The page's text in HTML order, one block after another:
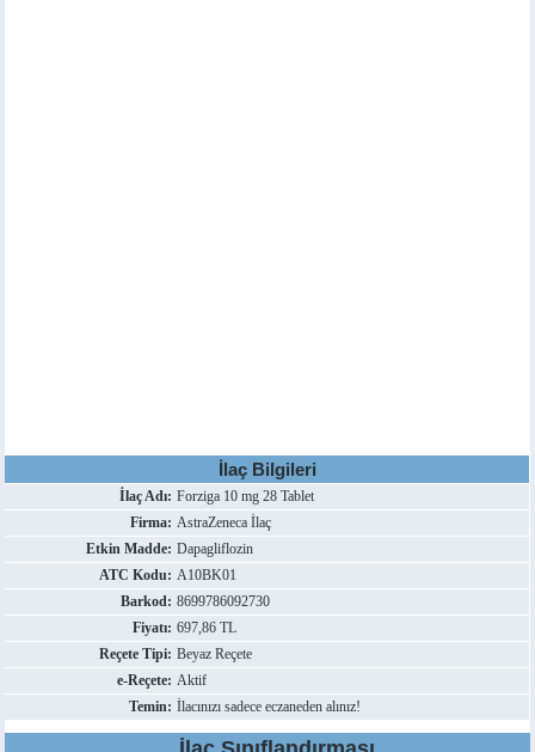
İlaç Bilgileri
İlaç Adı: Forziga 10 mg 28 Tablet
Firma: AstraZeneca İlaç
Etkin Madde: Dapagliflozin
ATC Kodu: A10BK01
Barkod: 8699786092730
Fiyatı: 697,86 TL
Reçete Tipi: Beyaz Reçete
e-Reçete: Aktif
Temin: İlacınızı sadece eczaneden alınız!